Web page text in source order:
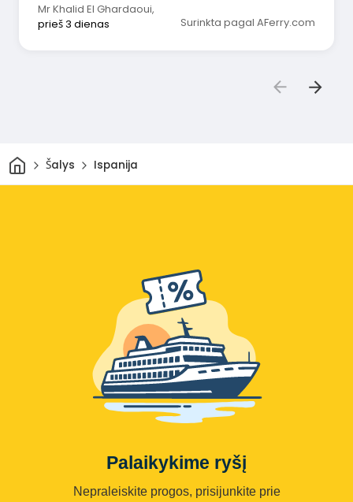
Mr Khalid El Ghardaoui,
prieš 3 dienas
Surinkta pagal AFerry.com
Pradžia
Šalys Ispanija
Palaikykime ryšį
Nepraleiskite progos, prisijunkite prie